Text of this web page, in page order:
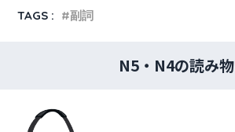
TAGS :
副詞
N5・N4の読み物